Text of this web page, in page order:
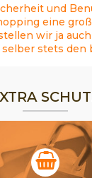
und
eine
wir ja
stets den